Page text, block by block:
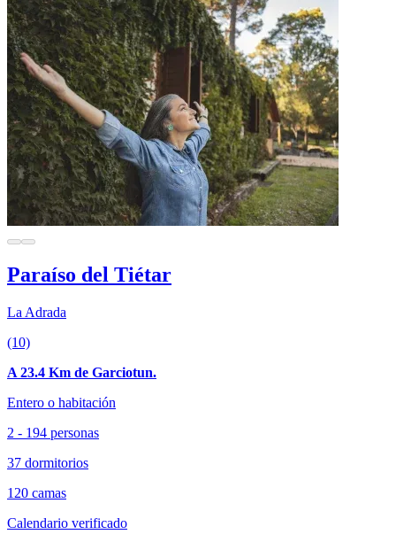
Paraíso del Tiétar
La Adrada
(10)
A 23.4 Km de Garciotun.
Entero o habitación
2 - 194 personas
37 dormitorios
120 camas
Calendario verificado